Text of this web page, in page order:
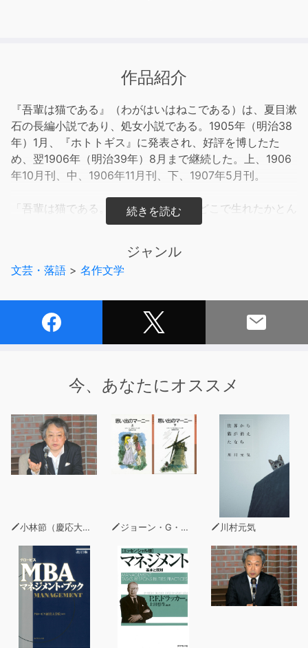
作品紹介
『吾輩は猫である』（わがはいはねこである）は、夏目漱
石の長編小説であり、処女小説である。1905年（明治38
年）1月、『ホトトギス』に発表され、好評を博したた
め、翌1906年（明治39年）8月まで継続した。上、1906
年10月刊、中、1906年11月刊、下、1907年5月刊。
「吾輩は猫である。名前はまだ無い。どこで生れたかとん
と見当がつかぬ。」という書き出しで始まり、中学校の英
輩」の視点から、珍野一家や、そこに集う彼の友人や門下
の書生たち、「太平の逸民」（第二話、第三話）の人間模
高性能AI音声による朗読です。
ジャンル
文芸・落語 > 名作文学
今、あなたにオススメ
小林節（慶応大学法学部教授・弁護士） ジョーン・G・ロビンソン 川村元気